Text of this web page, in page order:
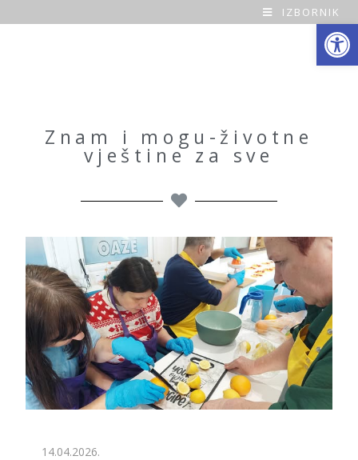
Open toolbar
O
m
e
IZBORNIK
Znam i mogu-životne
vještine za sve
14.04.2026.